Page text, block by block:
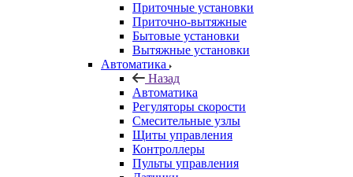
Приточные установки
Приточно-вытяжные
Бытовые установки
Вытяжные установки
Автоматика
Назад
Автоматика
Регуляторы скорости
Смесительные узлы
Щиты управления
Контроллеры
Пульты управления